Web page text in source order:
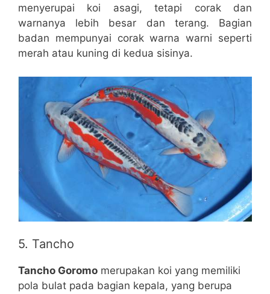
menyerupai koi asagi, tetapi corak dan
warnanya lebih besar dan terang. Bagian
badan mempunyai corak warna warni seperti
merah atau kuning di kedua sisinya.
5. Tancho
Tancho Goromo merupakan koi yang memiliki
pola bulat pada bagian kepala, yang berupa